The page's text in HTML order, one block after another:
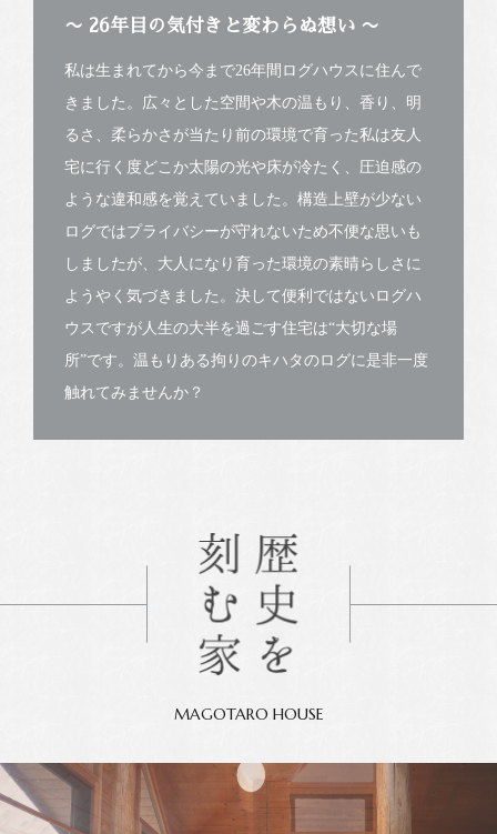
〜 26年目の気付きと変わらぬ想い 〜
私は生まれてから今まで26年間ログハウスに住んで
きました。広々とした空間や木の温もり、香り、明
るさ、柔らかさが当たり前の環境で育った私は友人
宅に行く度どこか太陽の光や床が冷たく、圧迫感の
ような違和感を覚えていました。構造上壁が少ない
ログではプライバシーが守れないため不便な思いも
しましたが、大人になり育った環境の素晴らしさに
ようやく気づきました。決して便利ではないログハ
ウスですが人生の大半を過ごす住宅は“大切な場
所”です。温もりある拘りのキハタのログに是非一度
触れてみませんか？
MAGOTARO HOUSE